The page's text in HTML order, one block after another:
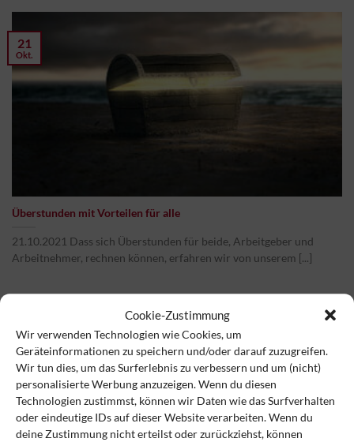
Cookie-Zustimmung
Wir verwenden Technologien wie Cookies, um
Geräteinformationen zu speichern und/oder darauf zuzugreifen.
Wir tun dies, um das Surferlebnis zu verbessern und um (nicht)
personalisierte Werbung anzuzeigen. Wenn du diesen
Technologien zustimmst, können wir Daten wie das Surfverhalten
oder eindeutige IDs auf dieser Website verarbeiten. Wenn du
deine Zustimmung nicht erteilst oder zurückziehst, können
Überstunden mit Vorteilen für alle
21.10.2021 Dass sich Überstunden für beide, Arbeitgeber und
Arbeitnehmer, rechnen können, erfahren wir von unserem [...]
21
Okt.
21
Okt.